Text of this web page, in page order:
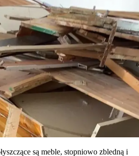
są meble, stopniowo zbledną i